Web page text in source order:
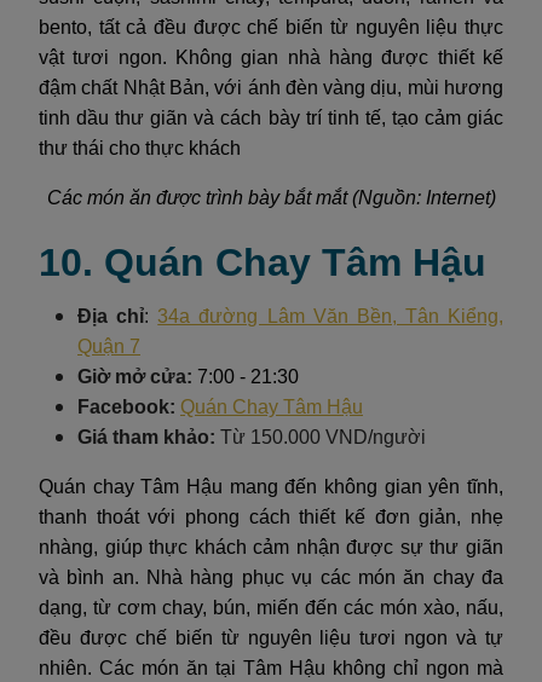
bento, tất cả đều được chế biến từ nguyên liệu thực
vật tươi ngon. Không gian nhà hàng được thiết kế
đậm chất Nhật Bản, với ánh đèn vàng dịu, mùi hương
tinh dầu thư giãn và cách bày trí tinh tế, tạo cảm giác
thư thái cho thực khách
Các món ăn được trình bày bắt mắt (Nguồn: Internet)
10. Quán Chay Tâm Hậu
Địa chỉ:34a đường Lâm Văn Bền, Tân Kiểng,
Quận 7
Giờ mở cửa: 7:00 - 21:30
Facebook: Quán Chay Tâm Hậu
Giá tham khảo: Từ 150.000 VND/người
Quán chay Tâm Hậu mang đến không gian yên tĩnh,
thanh thoát với phong cách thiết kế đơn giản, nhẹ
nhàng, giúp thực khách cảm nhận được sự thư giãn
và bình an. Nhà hàng phục vụ các món ăn chay đa
dạng, từ cơm chay, bún, miến đến các món xào, nấu,
đều được chế biến từ nguyên liệu tươi ngon và tự
nhiên. Các món ăn tại Tâm Hậu không chỉ ngon mà